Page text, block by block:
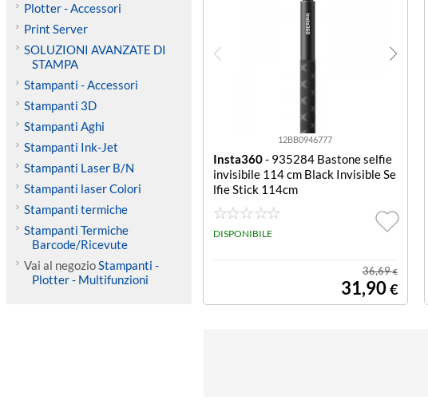
Plotter - Accessori
Print Server
SOLUZIONI AVANZATE DI
STAMPA
Stampanti - Accessori
Stampanti 3D
Stampanti Aghi
Stampanti Ink-Jet
Stampanti Laser B/N
Stampanti laser Colori
Stampanti termiche
Stampanti Termiche
Barcode/Ricevute
Vai al negozioStampanti -
Plotter - Multifunzioni
12BB0946777
Insta360- 935284 Bastone selfie
invisibile 114 cm Black Invisible Se
lfie Stick 114cm
DISPONIBILE
36,69€
31,90€